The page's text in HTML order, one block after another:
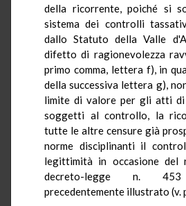
della ricorrente, poiché si
sistema dei controlli
dallo Statuto della Valle
difetto di ragionevolezza
primo comma, lettera f), in
della successiva lettera g),
limite di valore per gli atti di
soggetti al controllo, la
tutte le altre censure già
norme disciplinanti il
legittimità in occasione
decreto-legge n.
precedentemente illustrato (v.